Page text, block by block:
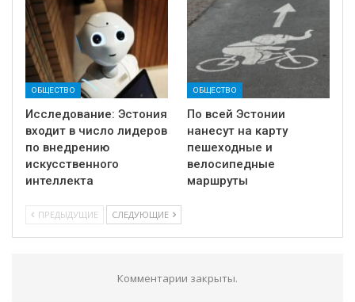
ОБЩЕСТВО
Исследование: Эстония
входит в число лидеров
по внедрению
искусственного
интеллекта
ОБЩЕСТВО
По всей Эстонии
нанесут на карту
пешеходные и
велосипедные
маршруты
ПРЕДЫДУЩИЕ СЛЕДУЮЩИЕ
Комментарии закрыты.